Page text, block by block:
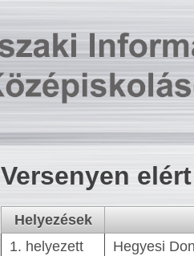
Versenyen
Helyezések
1. helyezett
Hegyesi